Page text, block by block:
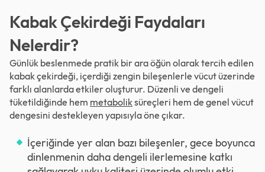
Kabak Çekirdeği Faydaları
Nelerdir?
Günlük beslenmede pratik bir ara öğün olarak tercih edilen
kabak çekirdeği, içerdiği zengin bileşenlerle vücut üzerinde
farklı alanlarda etkiler oluşturur. Düzenli ve dengeli
tüketildiğinde hem metaboliksüreçleri hem de genel vücut
dengesini destekleyen yapısıyla öne çıkar.
İçeriğinde yer alan bazı bileşenler, gece boyunca
dinlenmenin daha dengeli ilerlemesine katkı